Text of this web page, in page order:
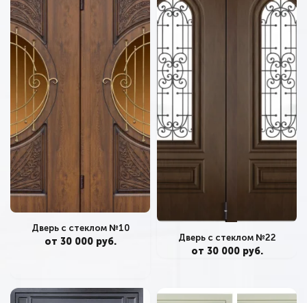
Дверь с стеклом №10
от 30 000 руб. Дверь с стеклом №22
от 30 000 руб.